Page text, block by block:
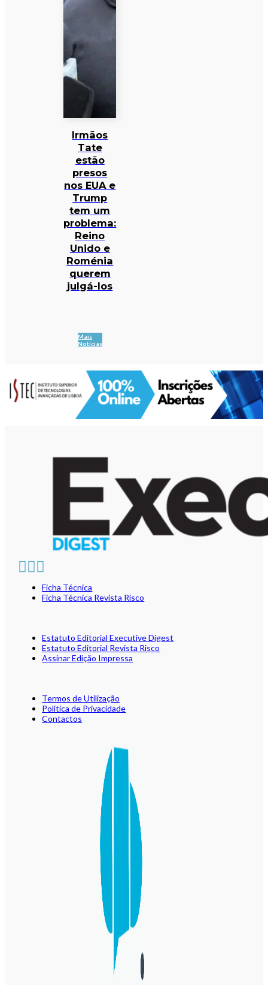
Irmãos
Tate
estão
presos
nos EUA e
Trump
tem um
problema:
Reino
Unido e
Roménia
querem
julgá-los
Mais
Notícias
Ficha Técnica
Ficha Técnica Revista Risco
Estatuto Editorial Executive Digest
Estatuto Editorial Revista Risco
Assinar Edição Impressa
Termos de Utilização
Política de Privacidade
Contactos